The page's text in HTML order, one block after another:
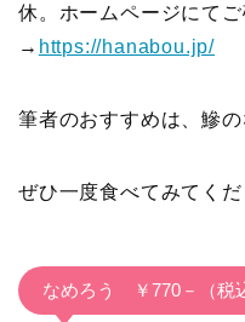
休。ホームページにて
→ https://hanabou.jp/
筆者のおすすめは、鰺の
ぜひ一度食べてみてくだ
なめろう ￥770－（税